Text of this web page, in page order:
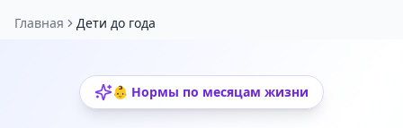
Главная Дети до года
👶 Нормы по месяцам жизни